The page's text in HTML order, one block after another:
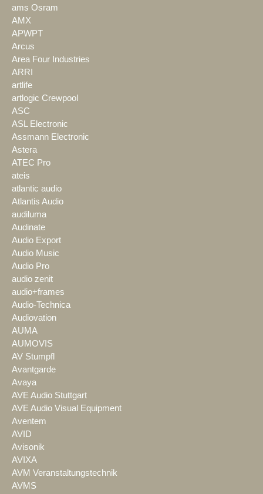
ams Osram
AMX
APWPT
Arcus
Area Four Industries
ARRI
artlife
artlogic Crewpool
ASC
ASL Electronic
Assmann Electronic
Astera
ATEC Pro
ateis
atlantic audio
Atlantis Audio
audiluma
Audinate
Audio Export
Audio Music
Audio Pro
audio zenit
audio+frames
Audio-Technica
Audiovation
AUMA
AUMOVIS
AV Stumpfl
Avantgarde
Avaya
AVE Audio Stuttgart
AVE Audio Visual Equipment
Aventem
AVID
Avisonik
AVIXA
AVM Veranstaltungstechnik
AVMS